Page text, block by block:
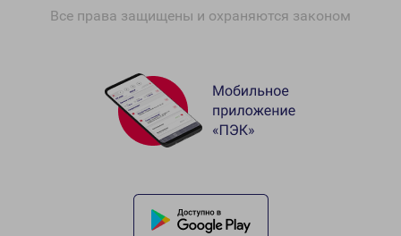
Все права защищены и охраняются законом